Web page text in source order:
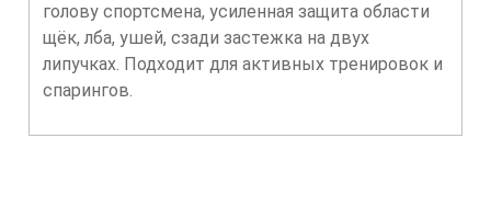
голову спортсмена, усиленная защита области
щёк, лба, ушей, сзади застежка на двух
липучках. Подходит для активных тренировок и
спарингов.